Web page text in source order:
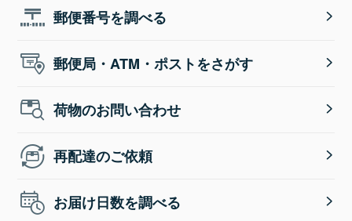
郵便番号を調べる
郵便局・ATM・ポストをさがす
荷物のお問い合わせ
再配達のご依頼
お届け日数を調べる